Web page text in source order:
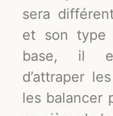
sera
et son
base, il
d’attraper
les balancer